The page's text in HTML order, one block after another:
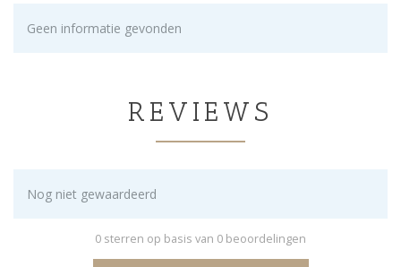
Geen informatie gevonden
REVIEWS
Nog niet gewaardeerd
0 sterren op basis van 0 beoordelingen